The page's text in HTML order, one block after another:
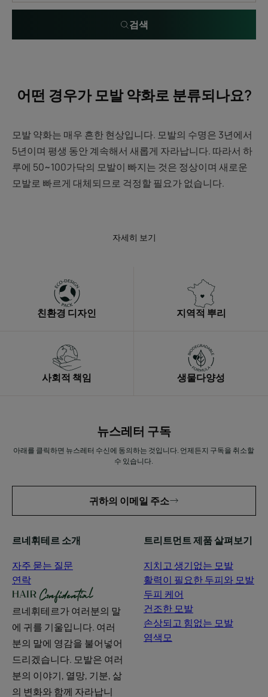
강
파
시
검색
어떤 경우가 모발 약화로 분류되나요?
모발 약화는 매우 흔한 현상입니다. 모발의 수명은 3년에서
5년이며 평생 동안 계속해서 새롭게 자라납니다. 따라서 하
루에 50~100가닥의 모발이 빠지는 것은 정상이며 새로운
모발로 빠르게 대체되므로 걱정할 필요가 없습니다.
자세히 보기
친환경 디자인 지역적 뿌리
사회적 책임 생물다양성
뉴스레터 구독
아래를 클릭하면 뉴스레터 수신에 동의하는 것입니다. 언제든지 구독을 취소할
수 있습니다.
귀하의 이메일 주소
르네휘테르 소개
자주 묻는 질문
연락
르네휘테르가 여러분의 말
에 귀를 기울입니다. 여러
분의 말에 영감을 불어넣어
드리겠습니다. 모발은 여러
분의 이야기, 열망, 기분, 삶
의 변화와 함께 자라납니
트리트먼트 제품 살펴보기
지치고 생기없는 모발
활력이 필요한 두피와 모발
두피 케어
건조한 모발
손상되고 힘없는 모발
염색모